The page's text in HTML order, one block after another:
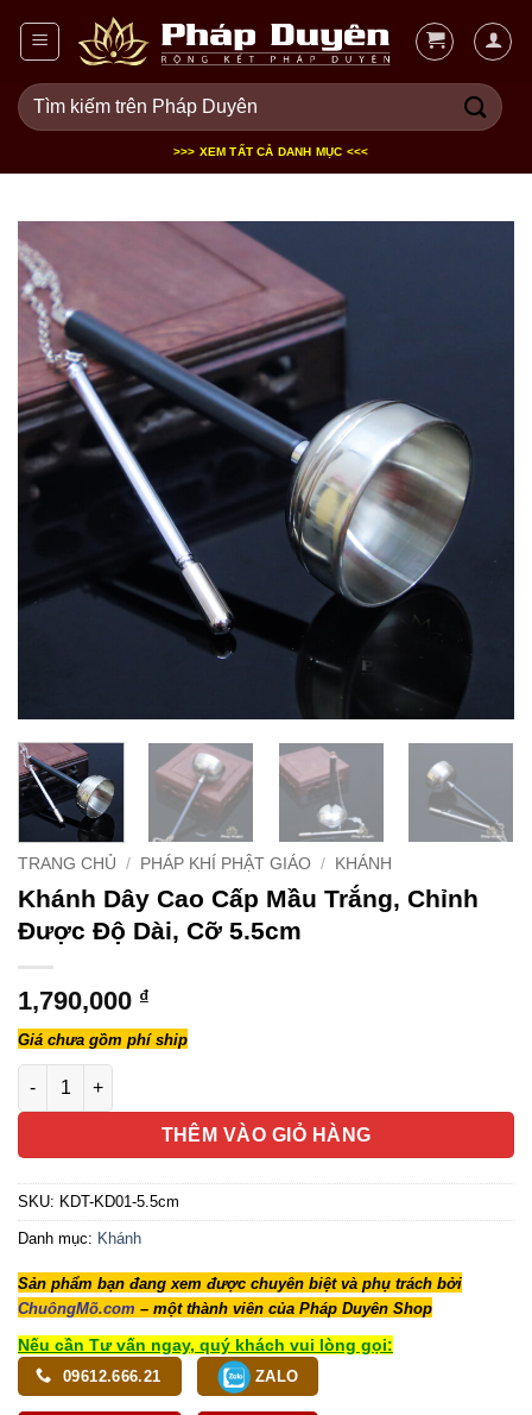
dung
Tìm
kiếm:
>>> XEM TẤT CẢ DANH MỤC <<<
TRANG CHỦ / PHÁP KHÍ PHẬT GIÁO / KHÁNH
Khánh Dây Cao Cấp Mầu Trắng, Chỉnh
Được Độ Dài, Cỡ 5.5cm
1,790,000 ₫
Giá chưa gồm phí ship
Khánh Dây Cao Cấp Mầu Trắng, Chỉnh Được Độ Dài, Cỡ
THÊM VÀO GIỎ HÀNG
SKU: KDT-KD01-5.5cm
Danh mục: Khánh
Sản phẩm bạn đang xem được chuyên biệt và phụ trách bởi
ChuôngMõ.com – một thành viên của Pháp Duyên Shop
Nếu cần Tư vấn ngay, quý khách vui lòng gọi:
09612.666.21 ZALO